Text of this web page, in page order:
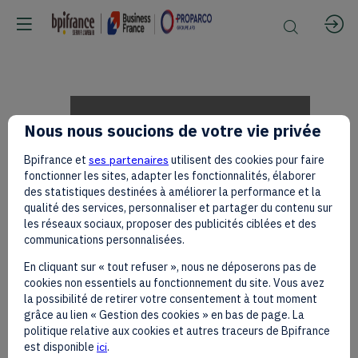
Kamina
DIALLO
on
the
Nous nous soucions de votre vie privée
Bpifrance et ses partenaires utilisent des cookies pour faire
fonctionner les sites, adapter les fonctionnalités, élaborer
des statistiques destinées à améliorer la performance et la
qualité des services, personnaliser et partager du contenu sur
les réseaux sociaux, proposer des publicités ciblées et des
communications personnalisées.
En cliquant sur « tout refuser », nous ne déposerons pas de
cookies non essentiels au fonctionnement du site. Vous avez
la possibilité de retirer votre consentement à tout moment
grâce au lien « Gestion des cookies » en bas de page. La
politique relative aux cookies et autres traceurs de Bpifrance
est disponible ici.